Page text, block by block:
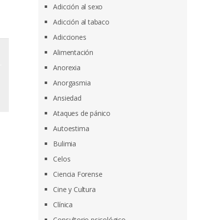
Adicción al sexo
Adicción al tabaco
Adicciones
Alimentación
Anorexia
Anorgasmia
Ansiedad
Ataques de pánico
Autoestima
Bulimia
Celos
Ciencia Forense
Cine y Cultura
Clínica